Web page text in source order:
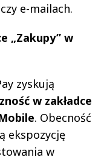
e-mailach.
„Zakupy” w
zyskują
w zakładce
. Obecność
ekspozycję
w